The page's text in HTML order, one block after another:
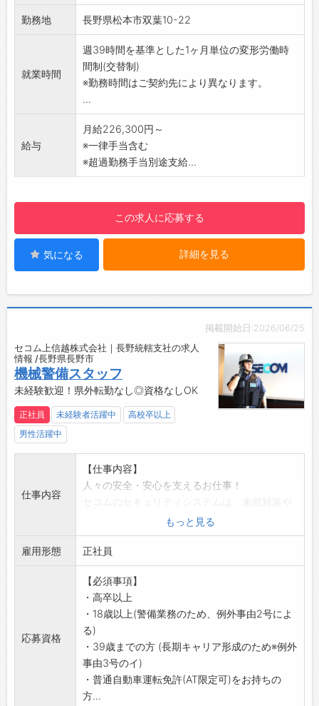
未然に機器障害を防げるよう、各種セキュリテ
ィ機器を定期的にチェックします。万一異常が
ーーーーーーーーーーーーーーーーー
【充実の研修制度で初心者も安心】
入社時はもちろん、定期的な研修でしっかりバ
警備経験や知識がない方も業務は、マニュアル
化されていますので半月～1ヶ月程度で「守りの
プロフェッショナル」に！1つ1つ身につけてい
堅苦しいイメージの警備業ですが、現場では人
との触れ合いもあり、感謝の言葉をいただける
等やりがいを感じられます。安全・安心を支え
るセコムの一員として高い社会貢献性を実感で
きるお仕事です。
・業界最大手セコムグループ
・毎年最大10連休＋6連休あり
・大手ならではの手厚い手当と福利厚生
・社会情勢・景気の影響を受けにくい
【業務の変更範囲】
【おすすめポイント】
未経験からでもチャレンジできる環境です！
勤務地 長野県松本市双葉10-22
就業時間
週39時間を基準とした1ヶ月単位の変形労働時
間制(交替制)
※勤務時間はご契約先により異なります。
...
給与
月給226,300円～
※一律手当含む
※超過勤務手当別途支給...
この求人に応募する
気になる 詳細を見る
掲載開始日:2026/06/25
セコム上信越株式会社｜長野統轄支社の求人
情報 /長野県長野市
機械警備スタッフ
未経験歓迎！県外転勤なし◎資格なしOK
正社員 未経験者活躍中
高校卒以上
男性活躍中
仕事内容
【仕事内容】
人々の安全・安心を支えるお仕事！
被害拡大の防止が目的。
いち早く異常の兆候を発見することが重要で、
犯人逮捕や撃退が目的ではありません。
【具体的には】
(1)緊急対処
各種建物センサーに何らかの異常(侵入・設備異
常・火災・救急など)が発生した際に、コントロ
ールセンターから指示のもと対応
(2)ATM障害対応
金融機関のATM(現金自動預払機)に障害が発生
した際の対応
(3)保守点検
もっと見る
雇用形態 正社員
応募資格
【必須事項】
・高卒以上
・18歳以上(警備業務のため、例外事由2号によ
る)
・39歳までの方 (長期キャリア形成のため※例外
事由3号のイ)
・普通自動車運転免許(AT限定可)をお持ちの
方...